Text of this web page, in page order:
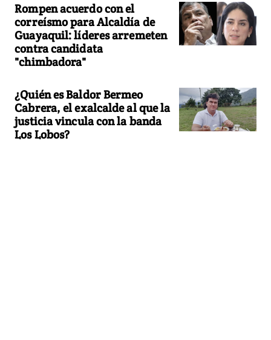
Rompen acuerdo con el
correísmo para Alcaldía de
Guayaquil: líderes arremeten
contra candidata
"chimbadora"
¿Quién es Baldor Bermeo
Cabrera, el exalcalde al que la
justicia vincula con la banda
Los Lobos?